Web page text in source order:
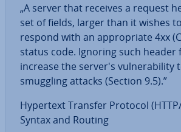
„A server that receives a request
set of fields, larger than it wishes
respond with an ap­pro­pria­te 4xx
status code. Ignoring such header
increase the server's vul­nerabi­li­ty
smuggling attacks (Section 9.5).”
Hypertext Transfer Protocol
Syntax and Routing